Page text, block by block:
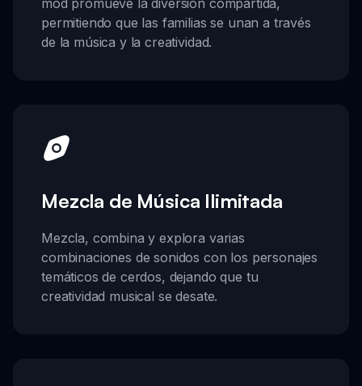
permitiendo que las familias se unan a través
de la música y la creatividad.
Mezcla de Música Ilimitada
Mezcla, combina y explora varias
combinaciones de sonidos con los personajes
temáticos de cerdos, dejando que tu
creatividad musical se desate.